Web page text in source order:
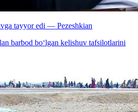
tayyor edi — Pezeshkian
barbod bo‘lgan kelishuv tafsilotlarini